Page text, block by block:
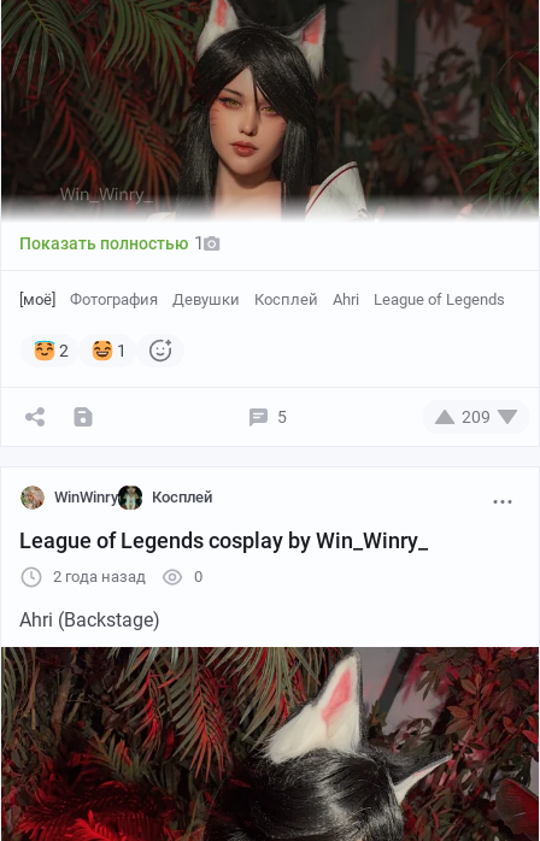
Показать полностью 1
[моё] Фотография Девушки Косплей Ahri League of Legends
2 1
5 209
WinWinry Косплей
League of Legends cosplay by Win_Winry_
2 года назад 0
Ahri (Backstage)